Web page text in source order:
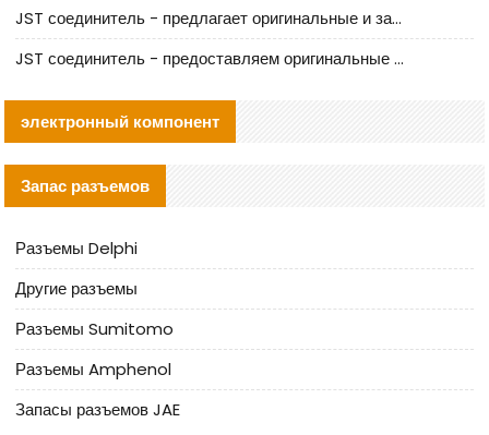
JST соединитель - предлагает оригинальные и заменяющие JST NSHR-02V-S соединители
JST соединитель - предоставляем оригинальные JST GHR-09V-S соединители и их аналоги
электронный компонент
Запас разъемов
Разъемы Delphi
Другие разъемы
Разъемы Sumitomo
Разъемы Amphenol
Запасы разъемов JAE